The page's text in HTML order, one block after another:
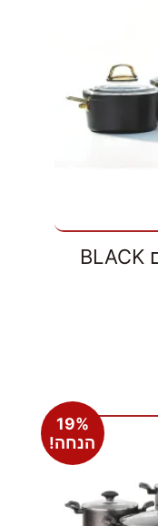
מארז כלי בישול 7 חלקים BLACK
19%
הנחה!